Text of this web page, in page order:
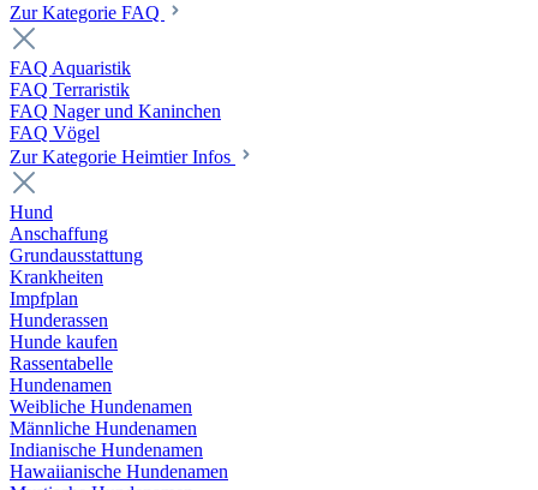
Zur Kategorie FAQ
FAQ Aquaristik
FAQ Terraristik
FAQ Nager und Kaninchen
FAQ Vögel
Zur Kategorie Heimtier Infos
Hund
Anschaffung
Grundausstattung
Krankheiten
Impfplan
Hunderassen
Hunde kaufen
Rassentabelle
Hundenamen
Weibliche Hundenamen
Männliche Hundenamen
Indianische Hundenamen
Hawaiianische Hundenamen